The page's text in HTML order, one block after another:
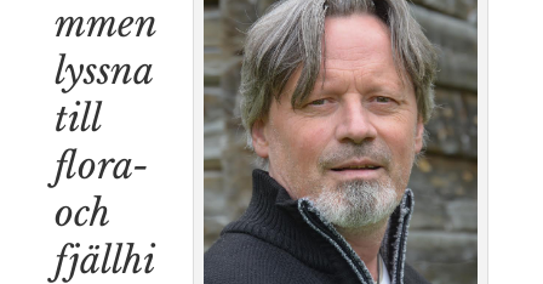
mmen
lyssna
till
flora-
och
fjällhi